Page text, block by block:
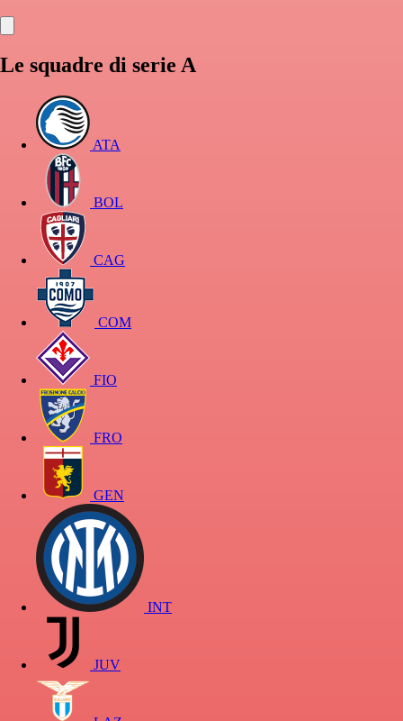
Le squadre di serie A
ATA
BOL
CAG
COM
FIO
FRO
GEN
INT
JUV